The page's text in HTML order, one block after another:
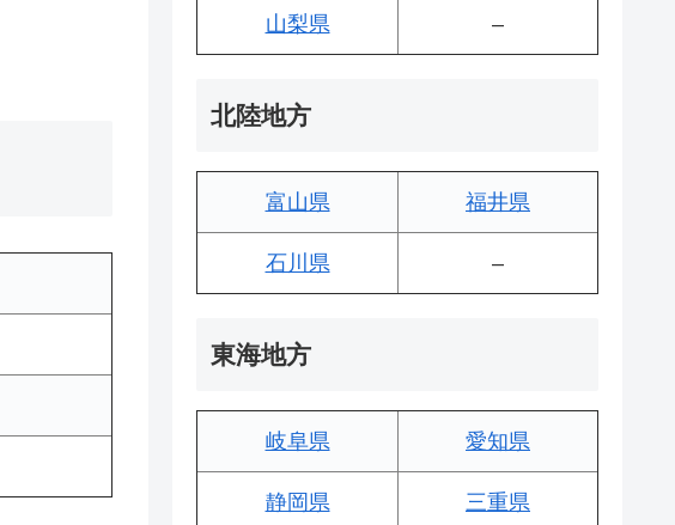
山梨県 –
北陸地方
富山県 福井県
石川県 –
東海地方
岐阜県 愛知県
静岡県 三重県